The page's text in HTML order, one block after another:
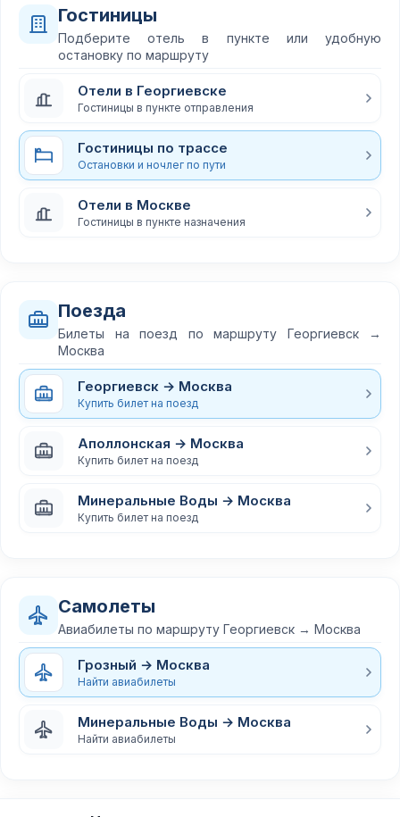
Гостиницы
Подберите отель в пункте или удобную
остановку по маршруту
Отели в Георгиевске
Гостиницы в пункте отправления
Гостиницы по трассе
Остановки и ночлег по пути
Отели в Москве
Гостиницы в пункте назначения
Поезда
Билеты на поезд по маршруту Георгиевск →
Москва
Георгиевск → Москва
Купить билет на поезд
Аполлонская → Москва
Купить билет на поезд
Минеральные Воды → Москва
Купить билет на поезд
Самолеты
Авиабилеты по маршруту Георгиевск → Москва
Грозный → Москва
Найти авиабилеты
Минеральные Воды → Москва
Найти авиабилеты